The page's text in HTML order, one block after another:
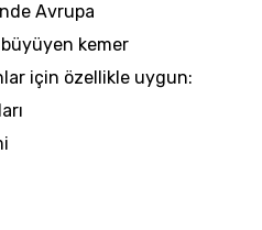
Avrupa
kemer
için özellikle uygun: